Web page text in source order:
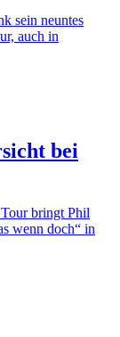
sein neuntes
auch in
bei
bringt Phil
wenn doch“ in